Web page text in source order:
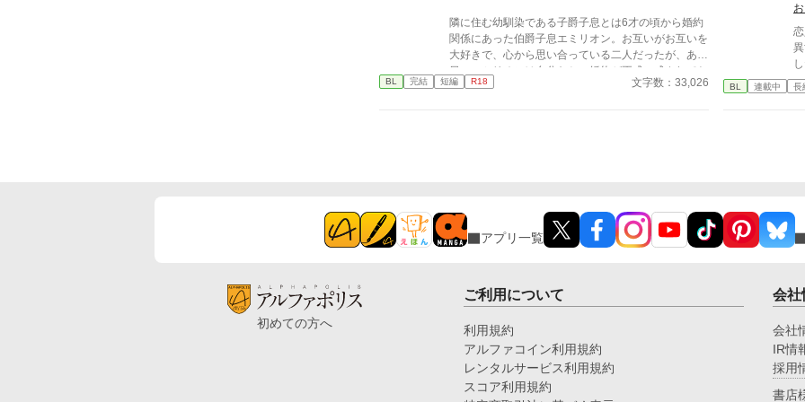
隣に住む幼馴染である子爵子息とは6才の頃から婚約
関係にあった伯爵子息エミリオン。お互いがお互いを
大好きで、心から思い合っている二人だったが、ある
日、エミリオンは自分たちの婚約が正式に成されてお
らず、口約束にすぎないものでしかないことを父親に
BL 完結 短編 R18 文字数：33,026
活
BL 連載中 長
アプリ一覧
初めての方へ
ご利用について
利用規約
アルファコイン利用規約
レンタルサービス利用規約
スコア利用規約
会社
会社
IR情
採用
書店